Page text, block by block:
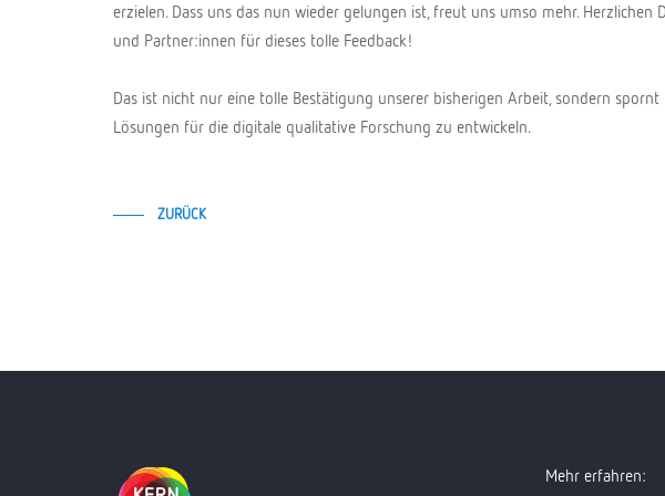
erzielen. Dass uns das nun wieder gelungen ist, freut uns umso mehr. Herzlichen
und Partner:innen für dieses tolle Feedback!
Das ist nicht nur eine tolle Bestätigung unserer bisherigen Arbeit, sondern spornt
Lösungen für die digitale qualitative Forschung zu entwickeln.
ZURÜCK
Mehr erfahren: